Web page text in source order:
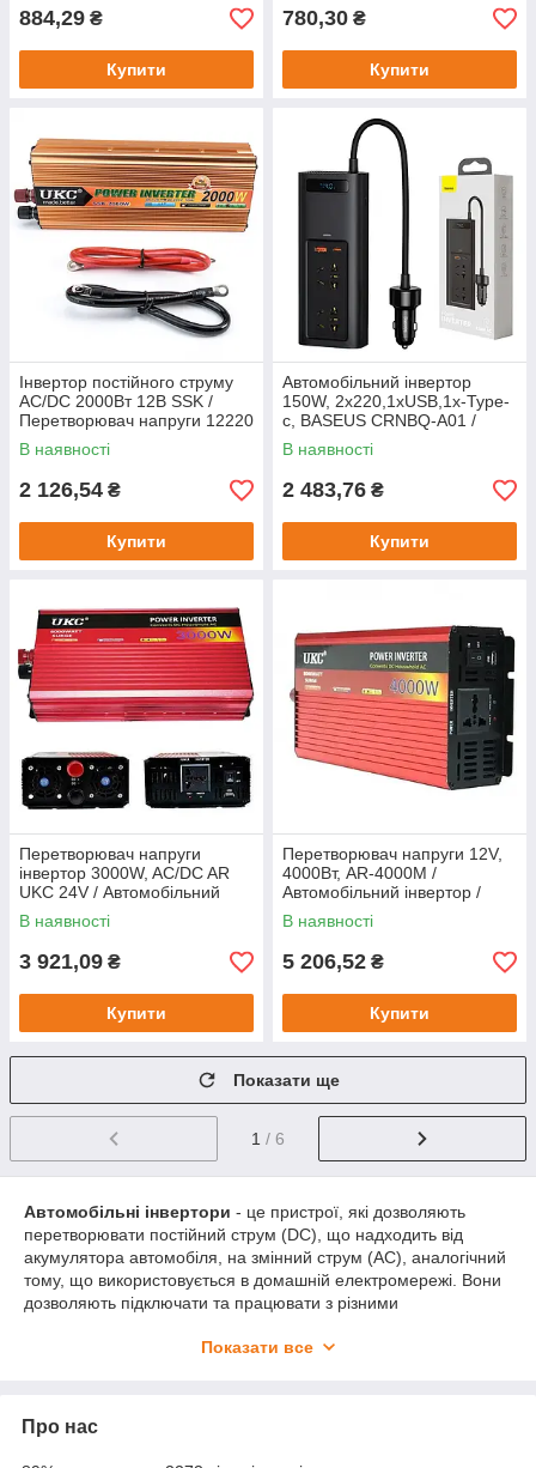
884,29 ₴
Купити
780,30 ₴
Купити
Інвертор постійного струму
AC/DC 2000Вт 12В SSK /
Перетворювач напруги 12220
/ Автомобільний інвертор
В наявності
2 126,54 ₴
Купити
Автомобільний інвертор
150W, 2x220,1xUSB,1x-Type-
c, BASEUS CRNBQ-A01 /
Перетворювач напруги
В наявності
2 483,76 ₴
Купити
Перетворювач напруги
інвертор 3000W, AC/DC AR
UKC 24V / Автомобільний
перетворювач
В наявності
3 921,09 ₴
Купити
Перетворювач напруги 12V,
4000Вт, AR-4000М /
Автомобільний інвертор /
Інвертор чистий синус
В наявності
5 206,52 ₴
Купити
Показати ще
1 / 6
Автомобільні інвертори - це пристрої, які дозволяють
перетворювати постійний струм (DC), що надходить від
акумулятора автомобіля, на змінний струм (AC), аналогічний
тому, що використовується в домашній електромережі. Вони
дозволяють підключати та працювати з різними
електричні прилади, які зазвичай використовуються в
Показати все
Про нас